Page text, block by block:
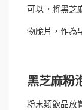
可以。將黑芝
物脆片，作為
黑芝麻粉
粉末類飲品放